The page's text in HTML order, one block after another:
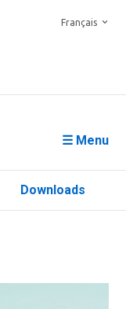
Français
☰ Menu
Downloads